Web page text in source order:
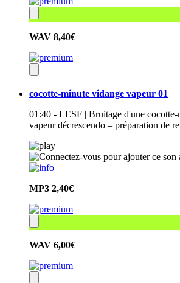
WAV 8,40€
cocotte-minute vidange vapeur 01
01:40 - LESF | Bruitage d'une
vapeur décrescendo – préparation de
MP3 2,40€
WAV 6,00€